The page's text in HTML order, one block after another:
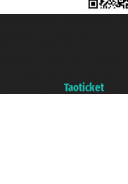
Taoticket